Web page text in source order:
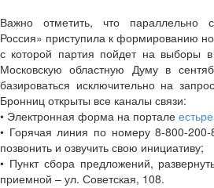
Важно отметить, что параллельно
Россия» приступила к формированию
с которой партия пойдет на выборы
Московскую областную Думу в
базироваться исключительно на
Бронниц открыты все каналы связи:
• Электронная форма на портале
• Горячая линия по номеру 8-800-
позвонить и озвучить свою инициативу;
• Пункт сбора предложений,
приемной – ул. Советская, 108.